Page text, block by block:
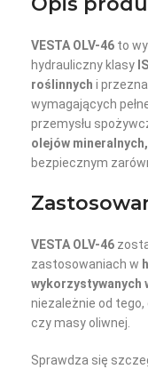
VESTA OLV-46 to
hydrauliczny klasy
roślinnych i
wymagających
przemysłu
olejów mineralnych,
bezpiecznym
VESTA OLV-46
zastosowaniach w
wykorzystywanych
niezależnie od tego,
czy masy oliwnej.
Sprawdza się